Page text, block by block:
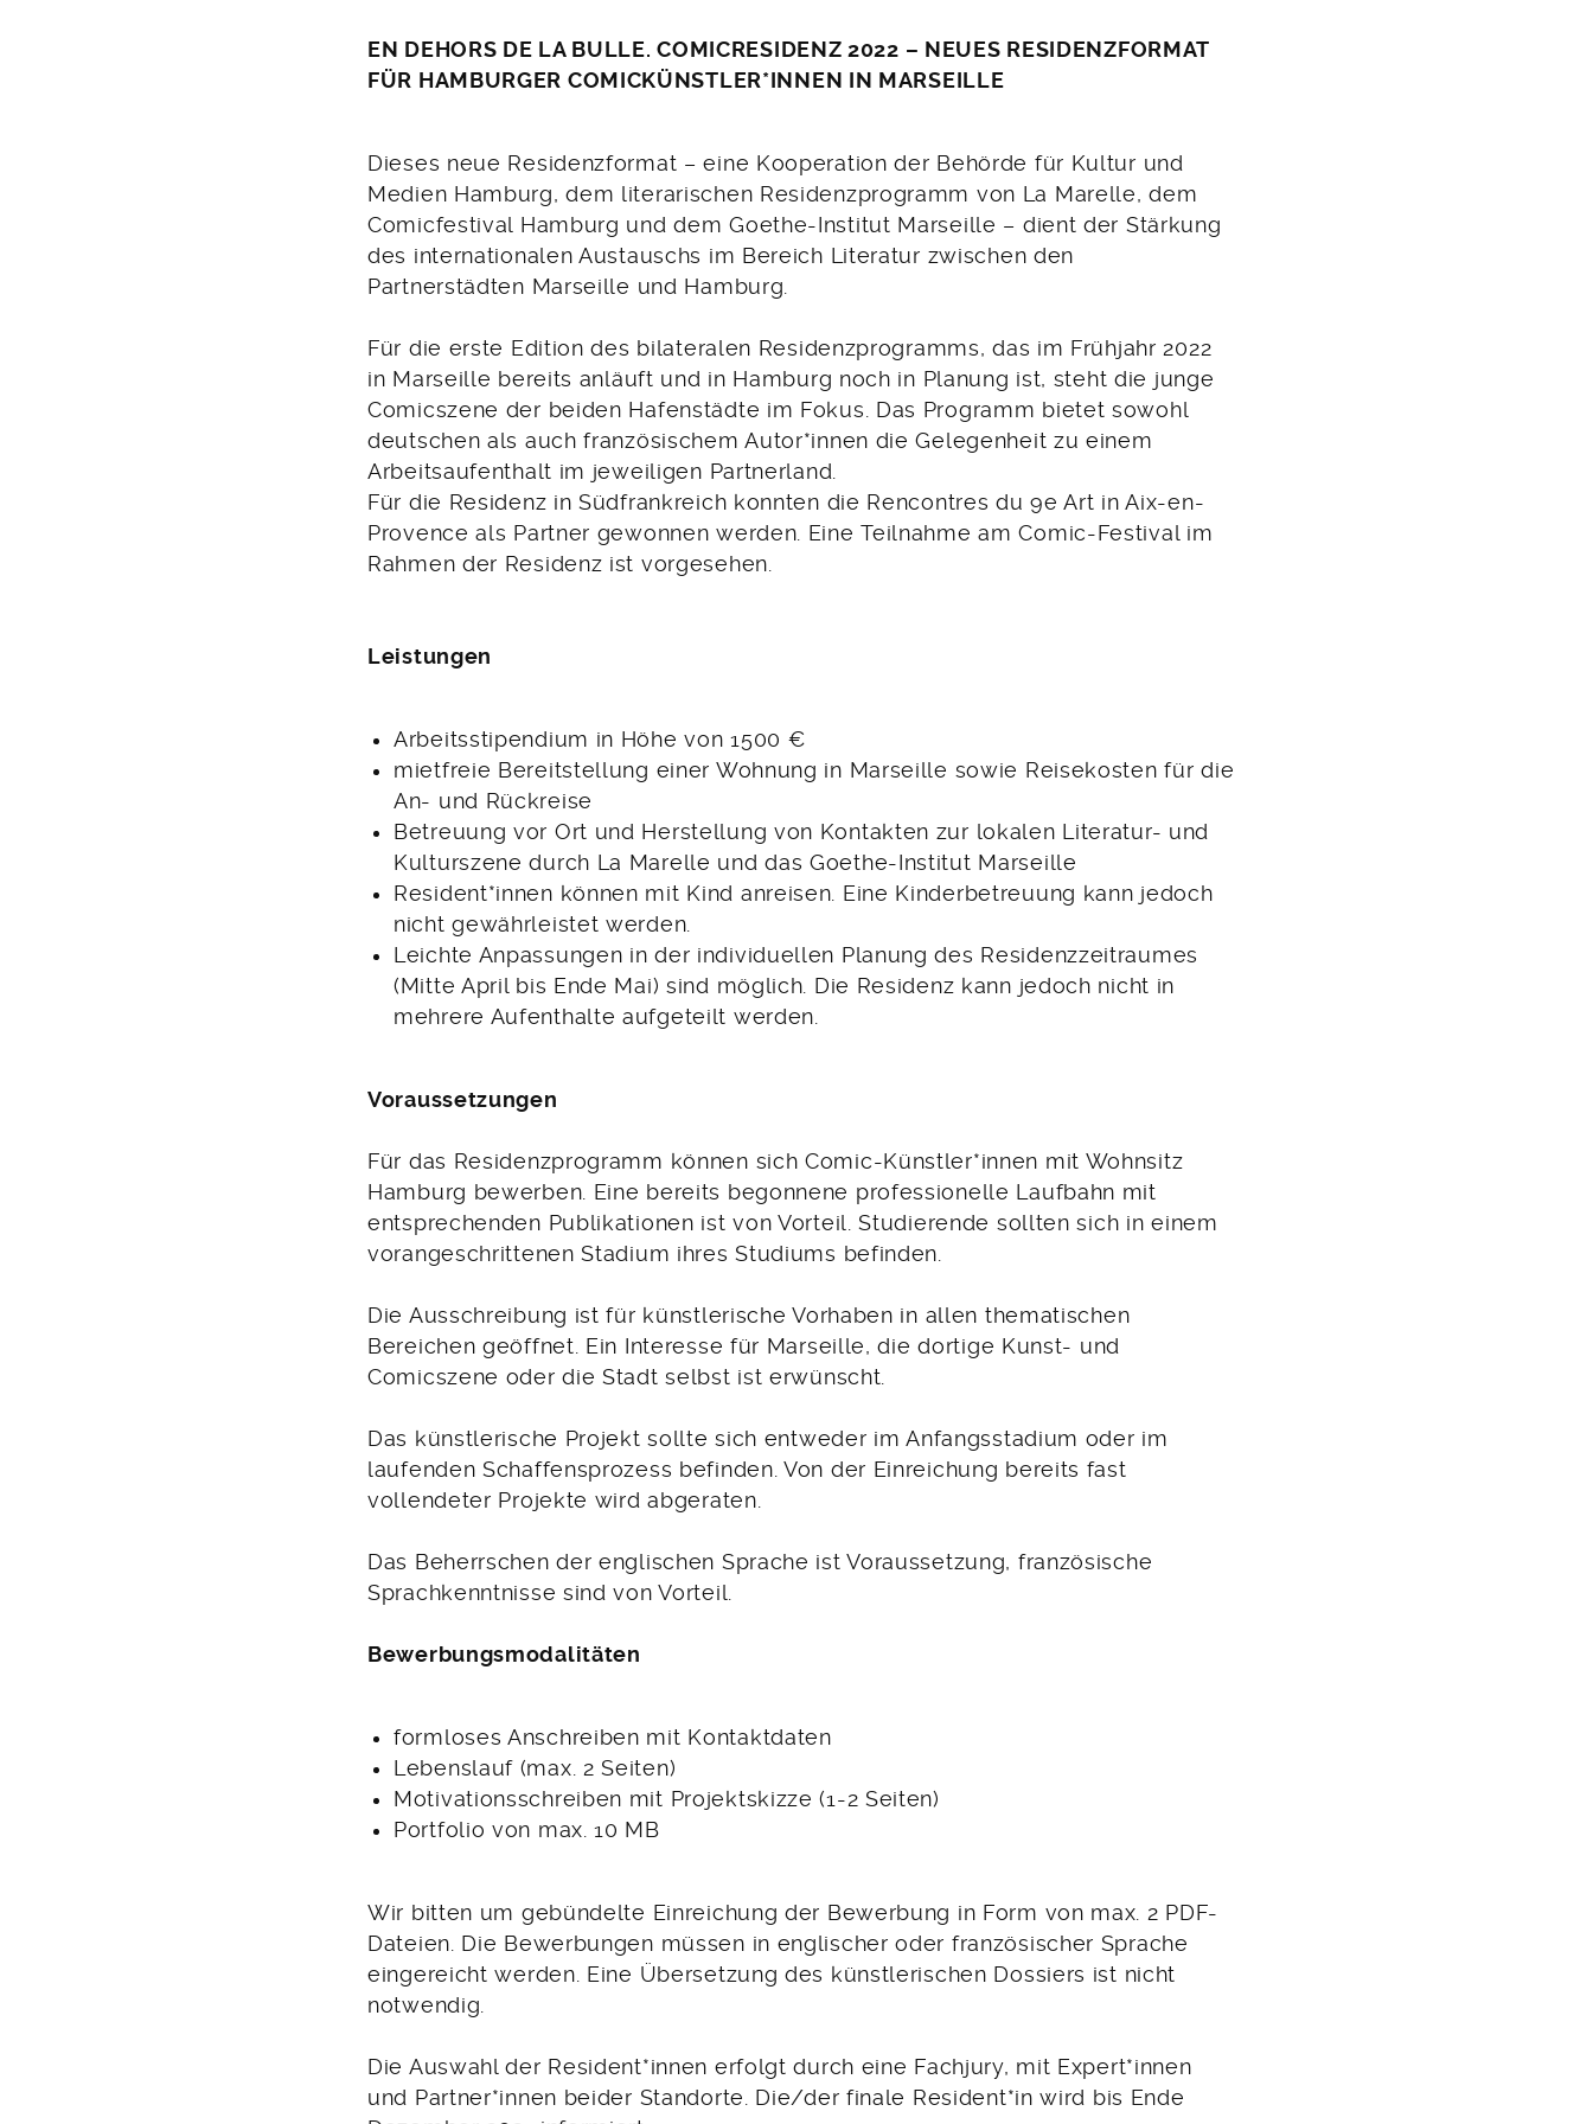
EN DEHORS DE LA BULLE. COMICRESIDENZ 2022 – NEUES RESIDENZFORMAT
FÜR HAMBURGER COMICKÜNSTLER*INNEN IN MARSEILLE
Dieses neue Residenzformat – eine Kooperation der Behörde für Kultur und
Medien Hamburg, dem literarischen Residenzprogramm von La Marelle, dem
Comicfestival Hamburg und dem Goethe-Institut Marseille – dient der Stärkung
des internationalen Austauschs im Bereich Literatur zwischen den
Partnerstädten Marseille und Hamburg.
Für die erste Edition des bilateralen Residenzprogramms, das im Frühjahr 2022
in Marseille bereits anläuft und in Hamburg noch in Planung ist, steht die junge
Comicszene der beiden Hafenstädte im Fokus. Das Programm bietet sowohl
deutschen als auch französischem Autor*innen die Gelegenheit zu einem
Arbeitsaufenthalt im jeweiligen Partnerland.
Für die Residenz in Südfrankreich konnten die Rencontres du 9e Art in Aix-en-
Provence als Partner gewonnen werden. Eine Teilnahme am Comic-Festival im
Rahmen der Residenz ist vorgesehen.
Leistungen
Arbeitsstipendium in Höhe von 1500 €
mietfreie Bereitstellung einer Wohnung in Marseille sowie Reisekosten für die
An- und Rückreise
Betreuung vor Ort und Herstellung von Kontakten zur lokalen Literatur- und
Kulturszene durch La Marelle und das Goethe-Institut Marseille
Resident*innen können mit Kind anreisen. Eine Kinderbetreuung kann jedoch
nicht gewährleistet werden.
Leichte Anpassungen in der individuellen Planung des Residenzzeitraumes
(Mitte April bis Ende Mai) sind möglich. Die Residenz kann jedoch nicht in
mehrere Aufenthalte aufgeteilt werden.
Voraussetzungen
Für das Residenzprogramm können sich Comic-Künstler*innen mit Wohnsitz
Hamburg bewerben. Eine bereits begonnene professionelle Laufbahn mit
entsprechenden Publikationen ist von Vorteil. Studierende sollten sich in einem
vorangeschrittenen Stadium ihres Studiums befinden.
Die Ausschreibung ist für künstlerische Vorhaben in allen thematischen
Bereichen geöffnet. Ein Interesse für Marseille, die dortige Kunst- und
Comicszene oder die Stadt selbst ist erwünscht.
Das künstlerische Projekt sollte sich entweder im Anfangsstadium oder im
laufenden Schaffensprozess befinden. Von der Einreichung bereits fast
vollendeter Projekte wird abgeraten.
Das Beherrschen der englischen Sprache ist Voraussetzung, französische
Sprachkenntnisse sind von Vorteil.
Bewerbungsmodalitäten
formloses Anschreiben mit Kontaktdaten
Lebenslauf (max. 2 Seiten)
Motivationsschreiben mit Projektskizze (1-2 Seiten)
Portfolio von max. 10 MB
Wir bitten um gebündelte Einreichung der Bewerbung in Form von max. 2 PDF-
Dateien. Die Bewerbungen müssen in englischer oder französischer Sprache
eingereicht werden. Eine Übersetzung des künstlerischen Dossiers ist nicht
notwendig.
Die Auswahl der Resident*innen erfolgt durch eine Fachjury, mit Expert*innen
und Partner*innen beider Standorte. Die/der finale Resident*in wird bis Ende